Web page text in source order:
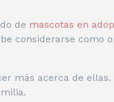
de mascotas en
considerarse como
más acerca de ellas.